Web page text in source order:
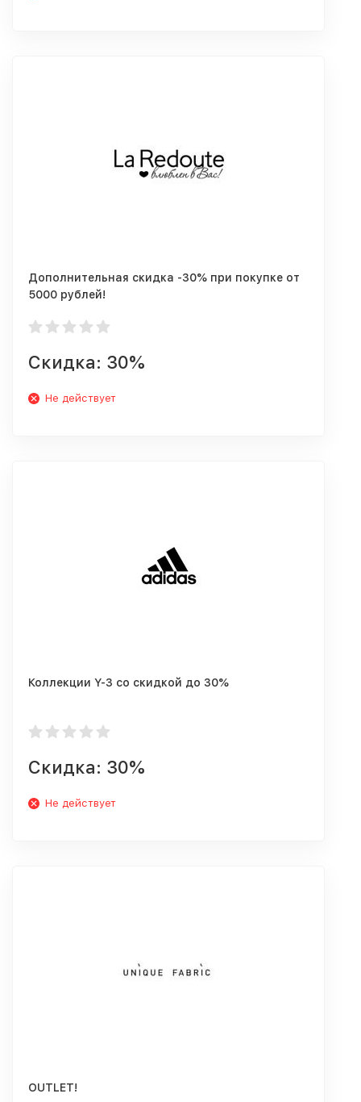
Дополнительная скидка -30% при покупке от
5000 рублей!
Скидка: 30%
Не действует
Коллекции Y-3 со скидкой до 30%
Скидка: 30%
Не действует
OUTLET!